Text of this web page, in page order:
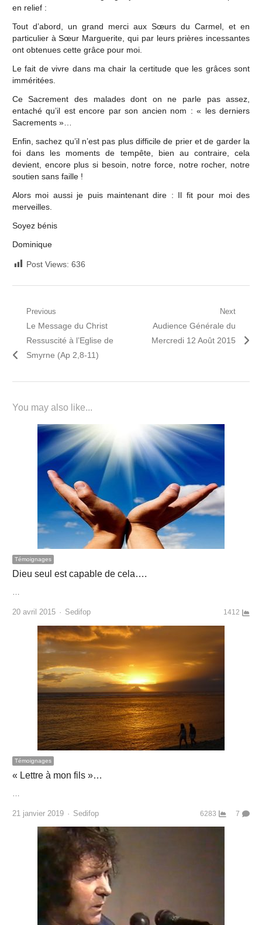
en relief :
Tout d’abord, un grand merci aux Sœurs du Carmel, et en
particulier à Sœur Marguerite, qui par leurs prières incessantes
ont obtenues cette grâce pour moi.
Le fait de vivre dans ma chair la certitude que les grâces sont
imméritées.
Ce Sacrement des malades dont on ne parle pas assez,
entaché qu’il est encore par son ancien nom : « les derniers
Sacrements »…
Enfin, sachez qu’il n’est pas plus difficile de prier et de garder la
foi dans les moments de tempête, bien au contraire, cela
devient, encore plus si besoin, notre force, notre rocher, notre
soutien sans faille !
Alors moi aussi je puis maintenant dire : Il fit pour moi des
merveilles.
Soyez bénis
Dominique
Post Views: 636
Navigation
l’article
Previous
Previous
post:
Le Message du Christ
Ressuscité à l’Eglise de
Smyrne (Ap 2,8-11)
Next
Next
post:
Audience Générale du
Mercredi 12 Août 2015
You may also like...
Témoignages
Dieu seul est capable de cela….
20 avril 2015 Author
Sedifop 1412
Témoignages
« Lettre à mon fils »…
21 janvier 2019 Author
Sedifop 6283 7